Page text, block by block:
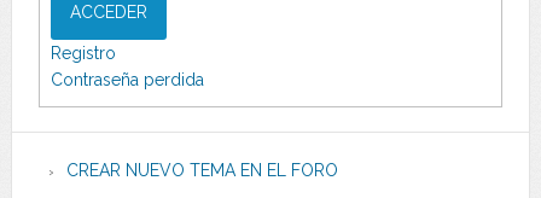
ACCEDER
Registro
Contraseña perdida
CREAR NUEVO TEMA EN EL FORO